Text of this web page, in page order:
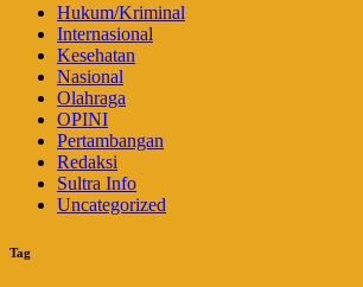
Hukum/Kriminal
Internasional
Kesehatan
Nasional
Olahraga
OPINI
Pertambangan
Redaksi
Sultra Info
Uncategorized
Tag